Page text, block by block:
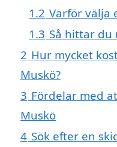
1.2 Varför välja
1.3 Så hittar
2 Hur mycket
Muskö?
3 Fördelar med
Muskö
4 Sök efter en